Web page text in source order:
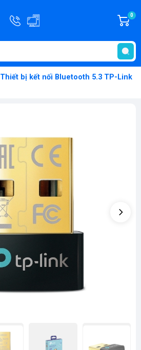
Hotline
0908.181.686
-
0
Thiết bị kết nối Bluetooth 5.3 TP-Link